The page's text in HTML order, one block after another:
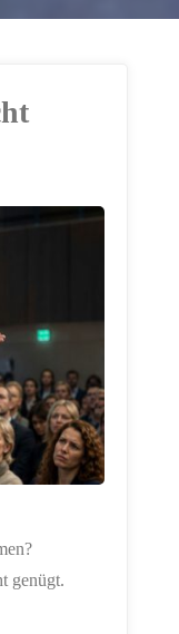
genügt.